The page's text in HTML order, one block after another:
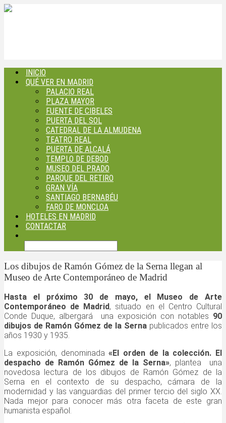
INICIO
QUÉ VER EN MADRID
PALACIO REAL
PLAZA MAYOR
FUENTE DE CIBELES
PUERTA DEL SOL
CATEDRAL DE LA ALMUDENA
TEATRO REAL
PUERTA DE ALCALÁ
TEMPLO DE DEBOD
MUSEO DEL PRADO
PARQUE DEL RETIRO
GRAN VÍA
SANTIAGO BERNABÉU
FARO DE MONCLOA
HOTELES EN MADRID
CONTACTAR
Los dibujos de Ramón Gómez de la Serna llegan al
Museo de Arte Contemporáneo de Madrid
Hasta el próximo 30 de mayo, el Museo de Arte
Contemporáneo de Madrid, situado en el Centro Cultural
Conde Duque, albergará una exposición con notables 90
dibujos de Ramón Gómez de la Serna publicados entre los
años 1930 y 1935.
La exposición, denominada«El orden de la colección. El
despacho de Ramón Gómez de la Serna», plantea una
novedosa lectura de los dibujos de Ramón Gómez de la
Serna en el contexto de su despacho, cámara de la
modernidad y las vanguardias del primer tercio del siglo XX.
Nada mejor para conocer más otra faceta de este gran
humanista español.